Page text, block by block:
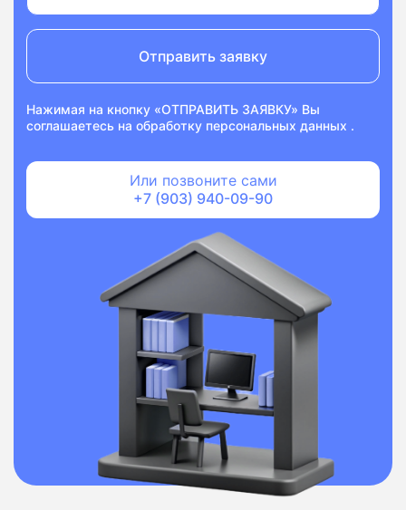
Отправить заявку
Нажимая на кнопку «ОТПРАВИТЬ ЗАЯВКУ» Вы
соглашаетесь на обработку персональных данных .
Или позвоните сами
+7 (903) 940-09-90